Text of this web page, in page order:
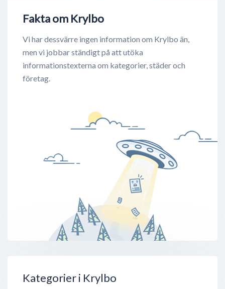
Fakta om Krylbo
Vi har dessvärre ingen information om Krylbo än,
men vi jobbar ständigt på att utöka
informationstexterna om kategorier, städer och
företag.
Kategorier i Krylbo